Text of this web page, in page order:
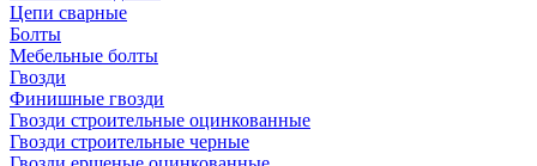
Цепи сварные
Болты
Мебельные болты
Гвозди
Финишные гвозди
Гвозди строительные оцинкованные
Гвозди строительные черные